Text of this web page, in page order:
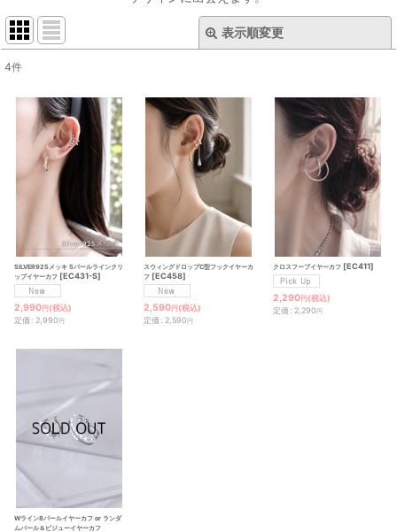
表示順変更
並び順:
絞り込む
4件
SILVER925メッキ 5パールラインクリ
ップイヤーカフ [EC431-S]
2,990円 (税込)
定価 : 2,990 円
スウィングドロップC型フックイヤーカ
フ [EC458]
2,590円(税込)
定価 : 2,590 円
クロスフープイヤーカフ [EC411]
2,290円(税込)
定価 : 2,290 円
Wライン8パールイヤーカフ or ランダ
ムパール＆ビジューイヤーカフ